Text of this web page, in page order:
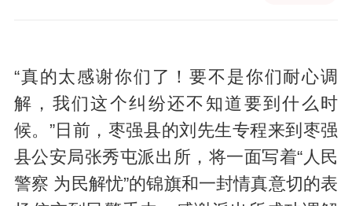
“真的太感谢你们了！要不是你们耐心调
解，我们这个纠纷还不知道要到什么时
候。”日前，枣强县的刘先生专程来到枣强
县公安局张秀屯派出所，将一面写着“人民
警察 为民解忧”的锦旗和一封情真意切的表